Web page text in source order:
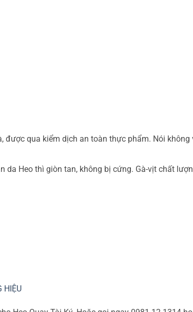
qua kiểm dịch an toàn thực phẩm. Nói không
da Heo thì giòn tan, không bị cứng. Gà-vịt chất
HIỆU